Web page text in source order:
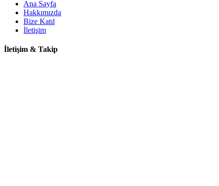
Ana Sayfa
Hakkımızda
Bize Katıl
İletişim
İletişim & Takip